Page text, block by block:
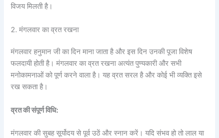
विजय मिलती है।
2. मंगलवार का व्रत रखना
मंगलवार हनुमान जी का दिन माना जाता है और इस दिन उनकी पूजा विशेष
फलदायी होती है। मंगलवार का व्रत रखना अत्यंत पुण्यकारी और सभी
मनोकामनाओं को पूर्ण करने वाला है। यह व्रत सरल है और कोई भी व्यक्ति इसे
रख सकता है।
व्रत की संपूर्ण विधि:
मंगलवार की सुबह सूर्योदय से पूर्व उठें और स्नान करें। यदि संभव हो तो लाल या